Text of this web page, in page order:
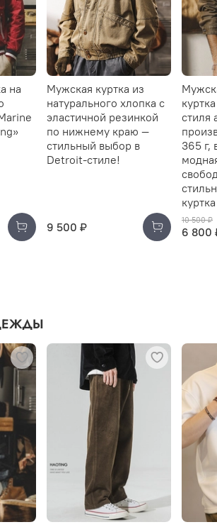
на
Мужская куртка из
натурального хлопка с
эластичной резинкой
по нижнему краю —
стильный выбор в
Detroit-стиле!
9 500 ₽
стиля
365 г,
10 500 ₽
6 800